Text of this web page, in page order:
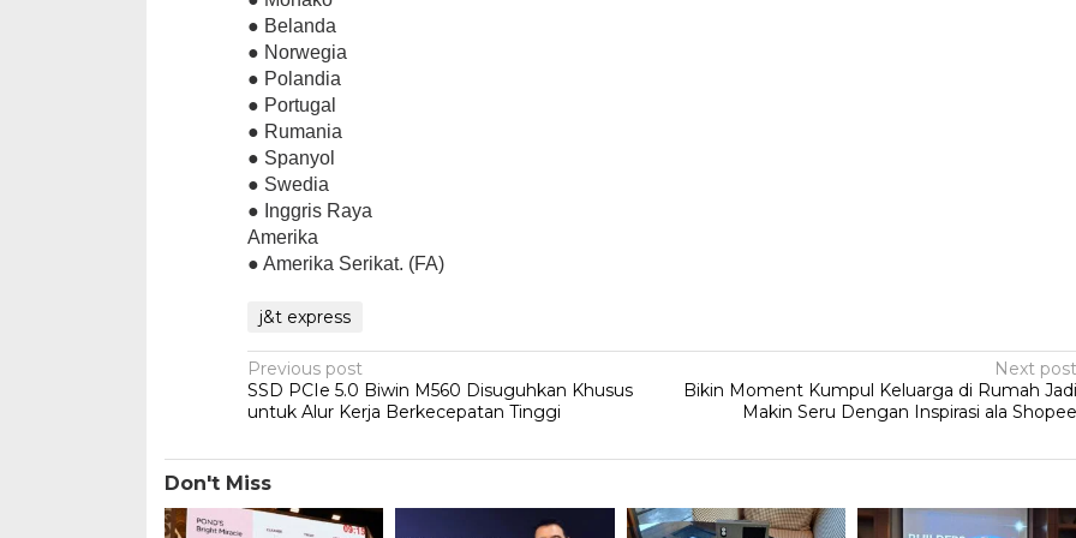
● Belanda
● Norwegia
● Polandia
● Portugal
● Rumania
● Spanyol
● Swedia
● Inggris Raya
Amerika
● Amerika Serikat. (FA)
j&t express
Post
navigation
Previous post
SSD PCIe 5.0 Biwin M560 Disuguhkan Khusus
untuk Alur Kerja Berkecepatan Tinggi
Next post
Bikin Moment Kumpul Keluarga di Rumah Jadi
Makin Seru Dengan Inspirasi ala Shopee
Don't Miss